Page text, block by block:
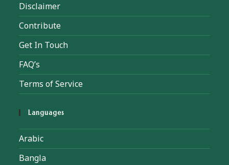
Disclaimer
Contribute
Get In Touch
FAQ’s
Terms of Service
Languages
Arabic
Bangla